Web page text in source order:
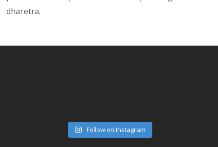
dharetra.
Follow on Instagram